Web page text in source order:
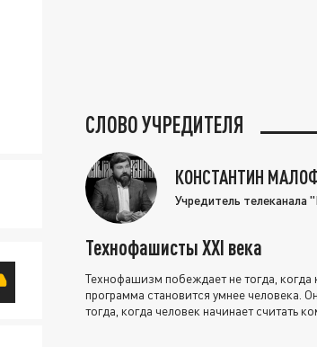
СЛОВО УЧРЕДИТЕЛЯ
КОНСТАНТИН
Учредитель телеканала
Технофашисты XXI века
Технофашизм побеждает не тогда, когда
программа становится умнее человека.
тогда, когда человек начинает считать